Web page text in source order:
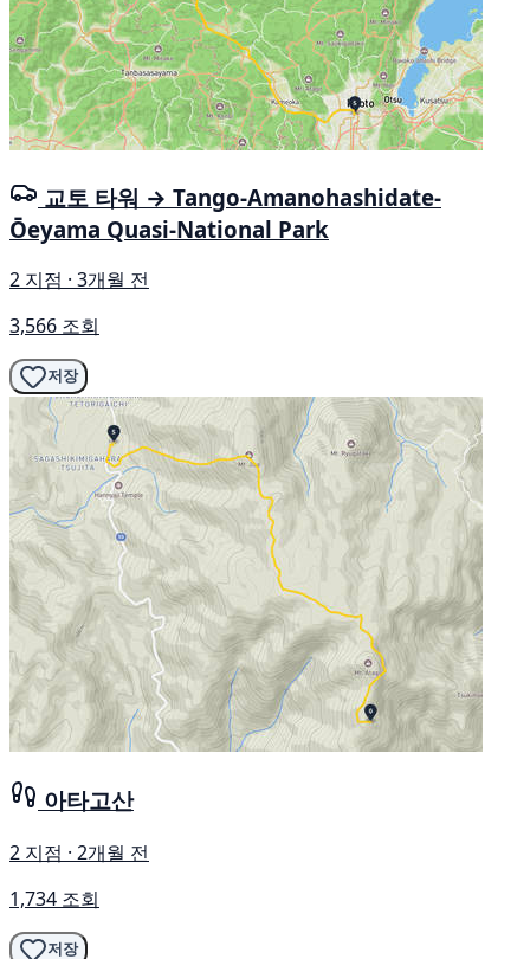
교토 타워 → Tango-Amanohashidate-
Ōeyama Quasi-National Park
2 지점 · 3개월 전
3,566 조회
저장
아타고산
2 지점 · 2개월 전
1,734 조회
저장